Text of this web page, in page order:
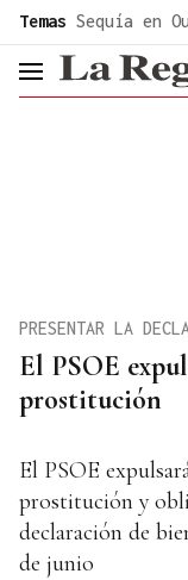
common.go-to-content
Temas Sequía en
header.menu.open
El PSOE
prostitución
PRESENTAR LA
El PSOE
prostitución y
declaración de
de junio